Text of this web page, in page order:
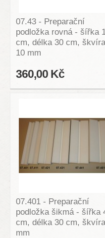
07.43 - Preparační
podložka rovná - šířka
cm, délka 30 cm, škvíra
10 mm
360,00 Kč
07.401 - Preparační
podložka šikmá - šířka
cm, délka 30 cm,
mm